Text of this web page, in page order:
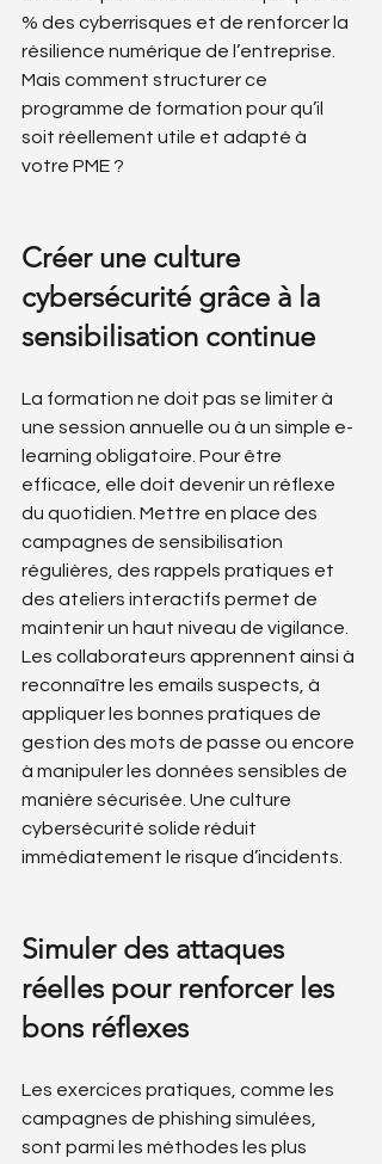
% des cyberrisques et de renforcer la
résilience numérique de l’entreprise.
Mais comment structurer ce
programme de formation pour qu’il
soit réellement utile et adapté à
votre PME ?
Créer une culture
cybersécurité grâce à la
sensibilisation continue
La formation ne doit pas se limiter à
une session annuelle ou à un simple e-
learning obligatoire. Pour être
efficace, elle doit devenir un réflexe
du quotidien. Mettre en place des
campagnes de sensibilisation
régulières, des rappels pratiques et
des ateliers interactifs permet de
maintenir un haut niveau de vigilance.
Les collaborateurs apprennent ainsi à
reconnaître les emails suspects, à
appliquer les bonnes pratiques de
gestion des mots de passe ou encore
à manipuler les données sensibles de
manière sécurisée. Une culture
cybersécurité solide réduit
immédiatement le risque d’incidents.
Simuler des attaques
réelles pour renforcer les
bons réflexes
Les exercices pratiques, comme les
campagnes de phishing simulées,
sont parmi les méthodes les plus